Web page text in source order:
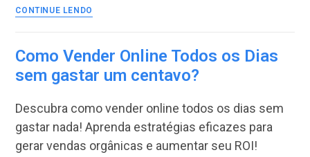
CONTINUE LENDO
que
a
metodologia
transformou
Venda
Digital
Como Vender Online Todos os Dias
sem gastar um centavo?
Descubra como vender online todos os dias sem
gastar nada! Aprenda estratégias eficazes para
gerar vendas orgânicas e aumentar seu ROI!